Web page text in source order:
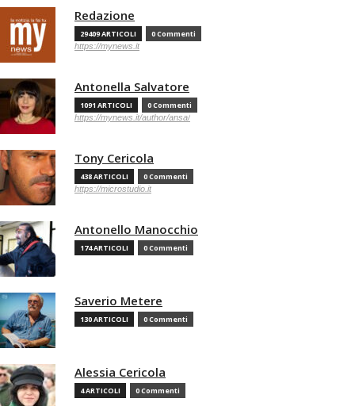
Redazione
29409 ARTICOLI 0 Commenti
https://mynews.it
Antonella Salvatore
1091 ARTICOLI 0 Commenti
https://mynews.it/author/ansa/
Tony Cericola
438 ARTICOLI 0 Commenti
https://microstudio.it
Antonello Manocchio
174 ARTICOLI 0 Commenti
Saverio Metere
130 ARTICOLI 0 Commenti
Alessia Cericola
4 ARTICOLI 0 Commenti